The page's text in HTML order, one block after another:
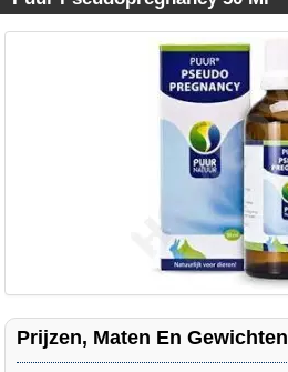
Prijzen, Maten En Gewichten